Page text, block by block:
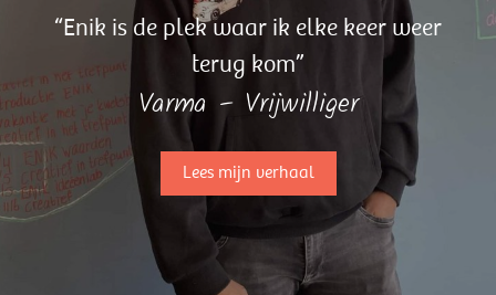
“Enik is de plek waar ik elke keer weer
terug kom”
Varma – Vrijwilliger
Lees mijn verhaal